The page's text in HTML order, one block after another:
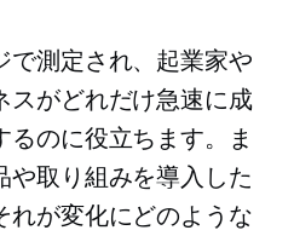
で測定され、起業家や
スがどれだけ急速に成
のに役立ちます。ま
や取り組みを導入した
れが変化にどのような